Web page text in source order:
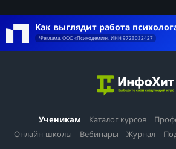
Как выглядит работа
*Реклама. ООО «Психодемия». ИНН 9723032427
Ученикам Каталог курсов
Онлайн-школы
Вебинары Журнал